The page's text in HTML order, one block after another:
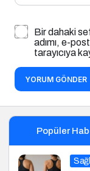
Bir dahaki
adımı, e-
tarayıcıya
YORUM GÖNDER
Popüler